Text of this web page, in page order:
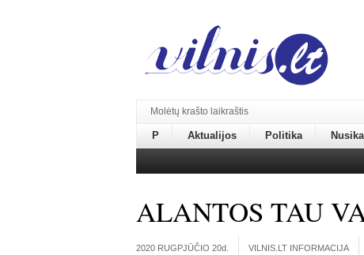
Molėtų krašto laikraštis
P Aktualijos Politika
ALANTOS TAU
2020 RUGPJŪČIO 20d. VILNIS.LT INFORMACIJA